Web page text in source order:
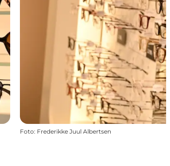
Foto: Frederikke Juul Albertsen